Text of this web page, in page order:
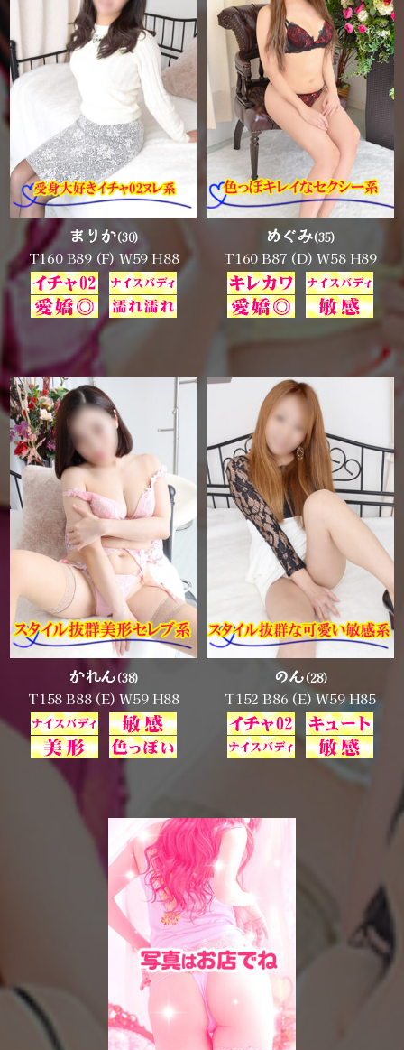
まりか(30)
T160 B89 (F) W59 H88
めぐみ(35)
T160 B87 (D) W58 H89
かれん(38)
T158 B88 (E) W59 H88
のん(28)
T152 B86 (E) W59 H85